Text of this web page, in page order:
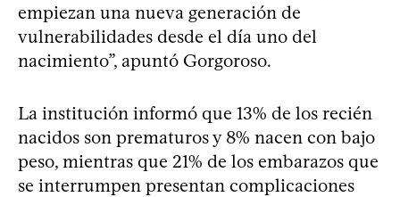
empiezan una nueva generación de
vulnerabilidades desde el día uno del
nacimiento”, apuntó Gorgoroso.
La institución informó que 13% de los recién
nacidos son prematuros y 8% nacen con bajo
peso, mientras que 21% de los embarazos que
se interrumpen presentan complicaciones